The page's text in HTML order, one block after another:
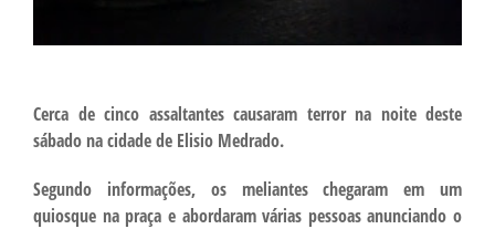
Cerca de cinco assaltantes causaram terror na noite deste
sábado na cidade de Elisio Medrado.
Segundo informações, os meliantes chegaram em um
quiosque na praça e abordaram várias pessoas anunciando o